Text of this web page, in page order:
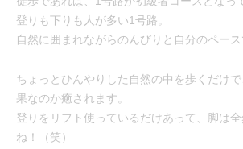
登りも下りも人が多い1号路。
自然に囲まれながらのんびりと自分のペース
ちょっとひんやりした自然の中を歩くだけ
果なのか癒されます。
登りをリフト使っているだけあって、脚は
ね！（笑）